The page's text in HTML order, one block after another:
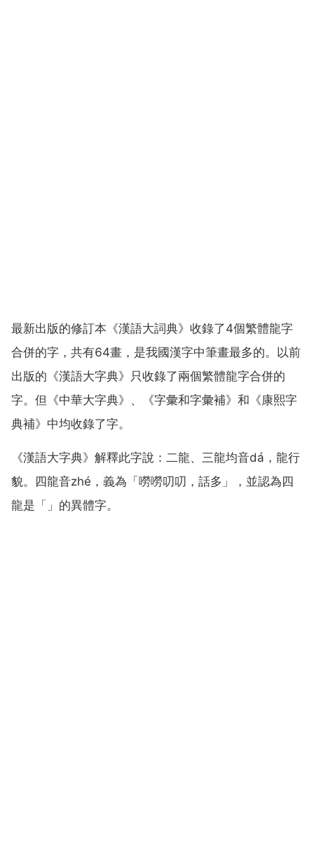
最新出版的修訂本《漢語大詞典》收錄了4個繁體龍字
合併的字，共有64畫，是我國漢字中筆畫最多的。以前
出版的《漢語大字典》只收錄了兩個繁體龍字合併的
字。但《中華大字典》、《字彙和字彙補》和《康熙字
典補》中均收錄了字。
《漢語大字典》解釋此字說：二龍、三龍均音dá，龍行
貌。四龍音zhé，義為「嘮嘮叨叨，話多」，並認為四
龍是「」的異體字。